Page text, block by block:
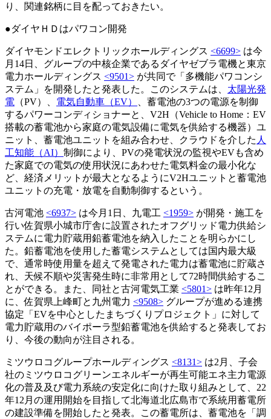
り、関連銘柄に目を配っておきたい。
●ダイヤＨＤはパワコン開発
ダイヤモンドエレクトリックホールディングス <6699> は今
月14日、グループの中核企業であるダイヤゼブラ電機と東京
電力ホールディングス <9501> が共同で「多機能パワコンシ
ステム」を開発したと発表した。このシステムは、 太陽光発
電 （PV）、 電気自動車（EV）
、蓄電池の3つの電源を制御
するパワーコンディショナーと、V2H（Vehicle to Home：EV
搭載の蓄電池から家庭の電気設備に電気を供給する機器）ユ
ニット、蓄電池ユニットを組み合わせ、クラウドを介した 人
工知能（AI） 制御により、PVの発電状況の監視やEVも含め
た家庭での電気の使用状況にあわせた電気料金の最小化な
ど、経済メリットが最大となるようにV2Hユニットと蓄電池
ユニットの充電・放電を自動制御するという。
古河電池 <6937> は今月1日、九電工 <1959> が開発・施工を
行い佐賀県小城市庁舎に設置されたオフグリッド電力供給シ
ステムに電力貯蔵用鉛蓄電池を納入したことを明らかにし
た。鉛蓄電池を使用した蓄電システムとしては国内最大級
で、通常時使用量を超えて発電された電力は蓄電池に貯蔵さ
れ、天候不順や災害発生時に非常用として72時間供給するこ
とができる。また、同社と古河電気工業 <5801> は昨年12月
に、佐賀県上峰町と九州電力 <9508> グループが進める連携
協定「EVを中心としたまちづくりプロジェクト」に対して
電力貯蔵用のバイポーラ型鉛蓄電池を供給すると発表してお
り、今後の動向が注目される。
ミツウロコグループホールディングス <8131> は2月、子会
社のミツウロコグリーンエネルギーが再生可能エネ主力電源
化の普及及び電力系統の安定化に向けた取り組みとして、22
年12月の運用開始を目指して北海道北広島市で系統用蓄電所
の建設準備を開始したと発表。この蓄電所は、蓄電池を「調